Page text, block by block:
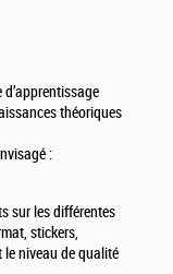
théoriques
:
sur les différentes
stickers,
niveau de qualité